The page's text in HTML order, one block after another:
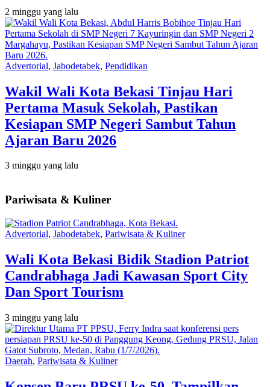
2 minggu yang lalu
Advertorial, Jabodetabek, Pendidikan
Wakil Wali Kota Bekasi Tinjau Hari
Pertama Masuk Sekolah, Pastikan
Kesiapan SMP Negeri Sambut Tahun
Ajaran Baru 2026
3 minggu yang lalu
Pariwisata & Kuliner
Advertorial, Jabodetabek, Pariwisata & Kuliner
Wali Kota Bekasi Bidik Stadion Patriot
Candrabhaga Jadi Kawasan Sport City
Dan Sport Tourism
3 minggu yang lalu
Daerah, Pariwisata & Kuliner